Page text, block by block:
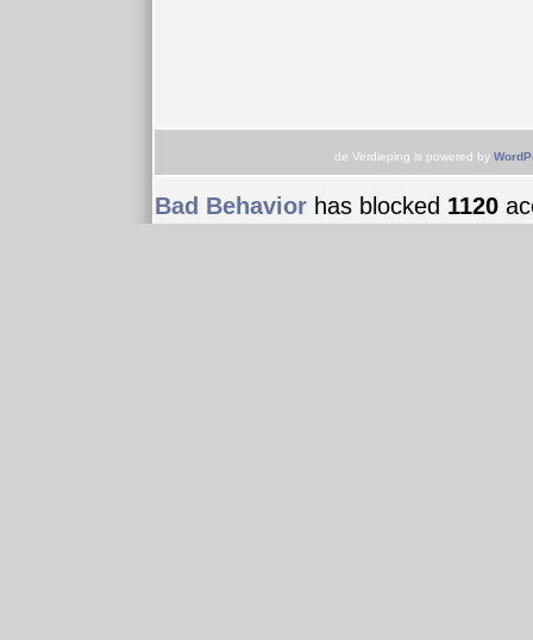
de Verdieping is powered by
Bad Behavior has blocked 1120